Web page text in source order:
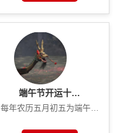
端午节开运十…
每年农历五月初五为端午…